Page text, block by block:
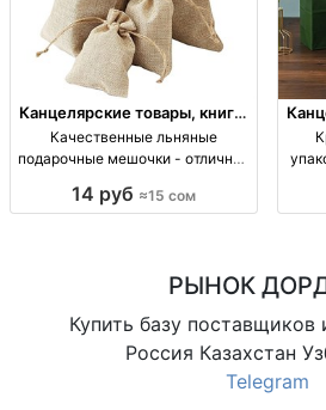
Канцелярские товары, книги,
учебники
Качественные льняные
подарочные мешочки - отличное
подарочные мешочки (10x13,
14 руб ≈15 сом
от
РЫНОК
Купить базу поставщиков
Россия Казахстан
Telegram